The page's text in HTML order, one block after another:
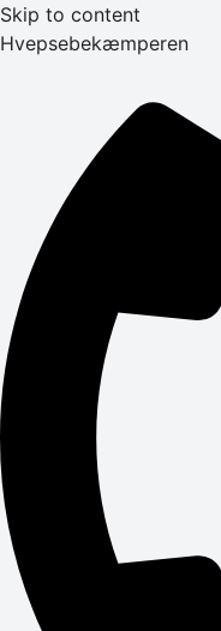
Skip to content
Hvepsebekæmperen